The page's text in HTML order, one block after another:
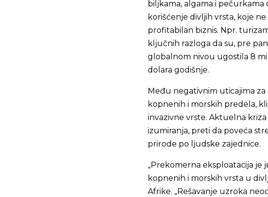
biljkama, algama i pečurkama
korišćenje divljih vrsta, koje
profitabilan biznis. Npr.
ključnih razloga da su, pre
globalnom nivou ugostila 8
dolara godišnje.
Među negativnim uticajima
kopnenih i morskih predela,
invazivne vrste. Aktuelna
izumiranja, preti da poveća
prirode po ljudske zajednice.
„Prekomerna eksploatacija je
kopnenih i morskih vrsta u
Afrike. „Rešavanje uzroka